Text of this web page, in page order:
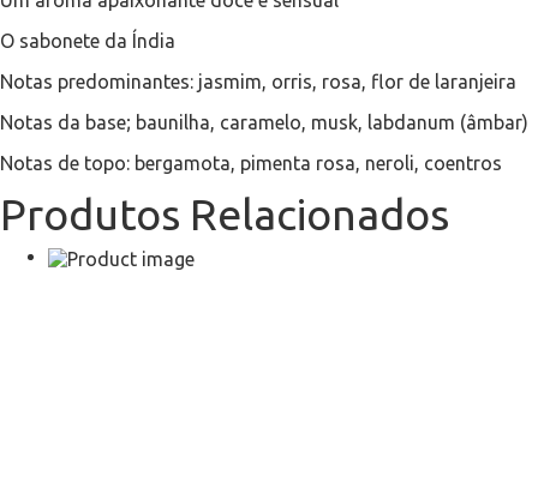
O sabonete da Índia
Notas predominantes: jasmim, orris, rosa, flor de laranjeira
Notas da base; baunilha, caramelo, musk, labdanum (âmbar)
Notas de topo: bergamota, pimenta rosa, neroli, coentros
Produtos Relacionados